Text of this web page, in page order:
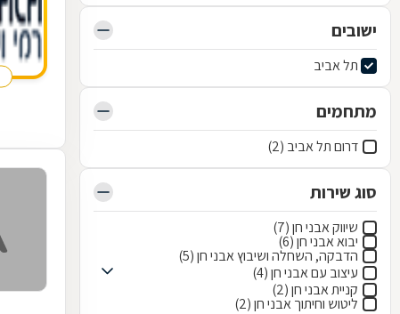
ישובים
תל אביב
מתחמים
דרום תל אביב (2)
סוג שירות
שיווק אבני חן (7)
יבוא אבני חן (6)
הדבקה, השחלה ושיבוץ אבני חן (5)
עיצוב עם אבני חן (4)
קניית אבני חן (2)
ליטוש וחיתוך אבני חן (2)